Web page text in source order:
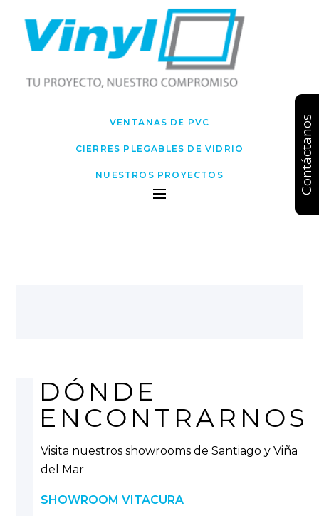
VENTANAS DE PVC
CIERRES PLEGABLES DE VIDRIO
NUESTROS PROYECTOS
DÓNDE
ENCONTRARNOS
Visita nuestros showrooms de Santiago y Viña
del Mar
SHOWROOM VITACURA
Contáctanos